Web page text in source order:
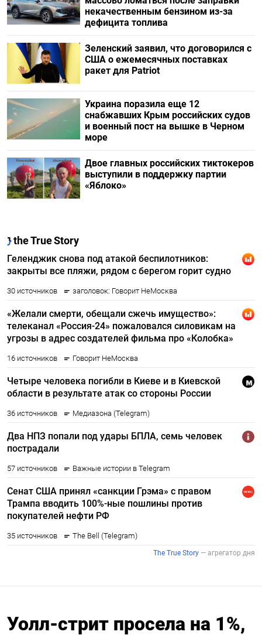
некачественным бензином из-за
дефицита топлива
Зеленский заявил, что договорился с
США о ежемесячных поставках
ракет для Patriot
Украина поразила еще 12
снабжавших Крым российских судов
и военный пост на вышке в Черном
море
Двое главных российских тиктокеров
выступили в поддержку партии
«Яблоко»
Уолл-стрит просела на 1%,